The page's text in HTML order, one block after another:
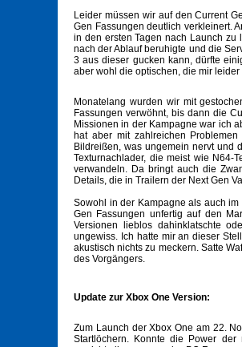
Leider müssen wir auf den Current
Gen Fassungen deutlich verkleinert.
in den ersten Tagen nach Launch zu
nach der Ablauf beruhigte und die
3 aus dieser gucken kann, dürfte
aber wohl die optischen, die mir
Monatelang wurden wir mit
Fassungen verwöhnt, bis dann die
Missionen in der Kampagne war ich
hat aber mit zahlreichen
Bildreißen, was ungemein nervt und
Texturnachlader, die meist wie N64-
verwandeln. Da bringt auch die
Details, die in Trailern der Next Gen
Sowohl in der Kampagne als auch
Gen Fassungen unfertig auf den
Versionen lieblos dahinklatschte
ungewiss. Ich hatte mir an dieser
akustisch nichts zu meckern. Satte
des Vorgängers.
Update zur Xbox One Version:
Zum Launch der Xbox One am 22.
Startlöchern. Konnte die Power